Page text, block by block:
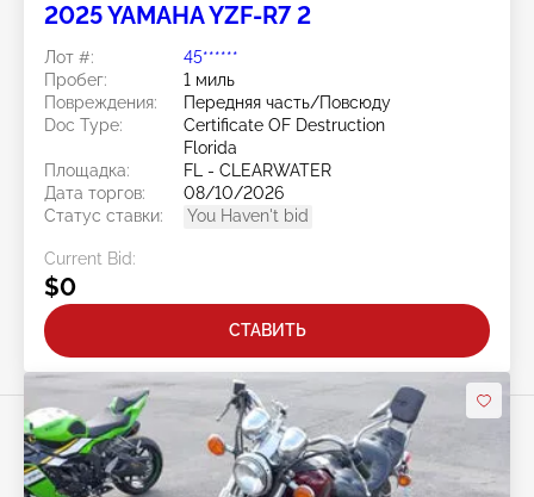
2025 YAMAHA YZF-R7 2
Лот #:
45******
Пробег:
1 миль
Повреждения:
Передняя часть/Повсюду
Doc Type:
Certificate OF Destruction
Florida
Площадка:
FL - CLEARWATER
Дата торгов:
08/10/2026
Статус ставки:
You Haven't bid
Current Bid:
$0
СТАВИТЬ